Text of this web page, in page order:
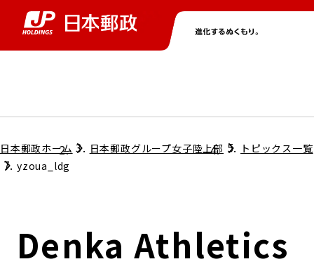
グループ情報トップ
コンプライアンス
株主・投資家情報トップ
個人投資家のみなさまへ
ニューストップ
サステナビリティトップ
担当役員メッセージ
採用情報トップ
日本郵政ホーム 日本郵政グループ女子陸上部
トピックス一覧
yzoua_ldg
Denka Athletics